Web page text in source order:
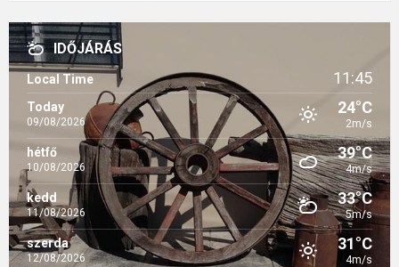
IDŐJÁRÁS
Local Time 11:45
Today
09/08/2026
24°C
2m/s
hétfő
10/08/2026
39°C
4m/s
kedd
11/08/2026
33°C
5m/s
szerda
12/08/2026
31°C
4m/s